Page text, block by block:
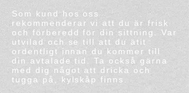
Som kund hos oss
rekommenderar vi att du är frisk
och förberedd för din sittning. Var
utvilad och se till att du ätit
ordentligt innan du kommer till
din avtalade tid. Ta också gärna
med dig något att dricka och
tugga på, kylskåp finns.